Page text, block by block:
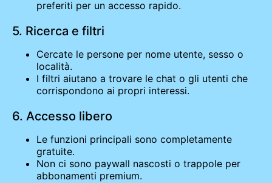
preferiti per un accesso rapido.
5. Ricerca e filtri
Cercate le persone per nome utente, sesso o
località.
I filtri aiutano a trovare le chat o gli utenti che
corrispondono ai propri interessi.
6. Accesso libero
Le funzioni principali sono completamente
gratuite.
Non ci sono paywall nascosti o trappole per
abbonamenti premium.